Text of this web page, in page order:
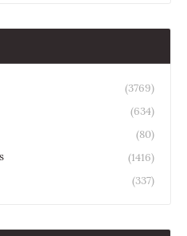
(3769)
(634)
(80)
(1416)
(337)